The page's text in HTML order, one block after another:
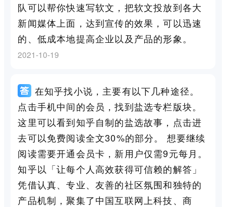
队可以帮你快速写软文，把软文投放到各大
新闻媒体上面，达到宣传的效果，可以迅速
的、低成本地提高企业以及产品的形象。
2021-10-19
在知乎找小说，主要有以下几种途径。
点击手机中间的会员，找到盐选专栏版块。
这里可以看到知乎自制的盐选故事，点击进
去可以免费阅读全文30%的部分。 想要继续
阅读需要开通会员卡，新用户仅需9元每月。
知乎以「让每个人高效获得可信赖的解答」
凭借认真、专业、友善的社区氛围和独特的
产品机制，聚集了中国互联网上科技、商